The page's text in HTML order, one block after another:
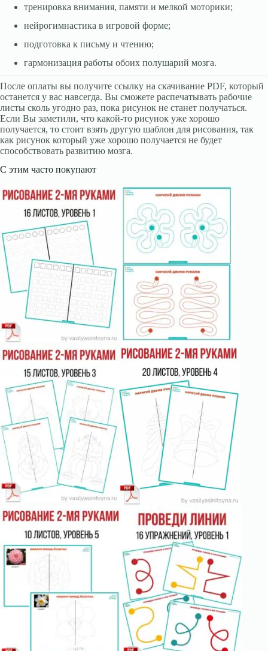
тренировка внимания, памяти и мелкой моторики;
нейрогимнастика в игровой форме;
подготовка к письму и чтению;
гармонизация работы обоих полушарий мозга.
После оплаты вы получите ссылку на скачивание PDF, который
останется у вас навсегда. Вы сможете распечатывать рабочие
листы сколь угодно раз, пока рисунок не станет получаться.
Если Вы заметили, что какой-то рисунок уже хорошо
получается, то стоит взять другую шаблон для рисования, так
как рисунок который уже хорошо получается не будет
способствовать развитию мозга.
С этим часто покупают